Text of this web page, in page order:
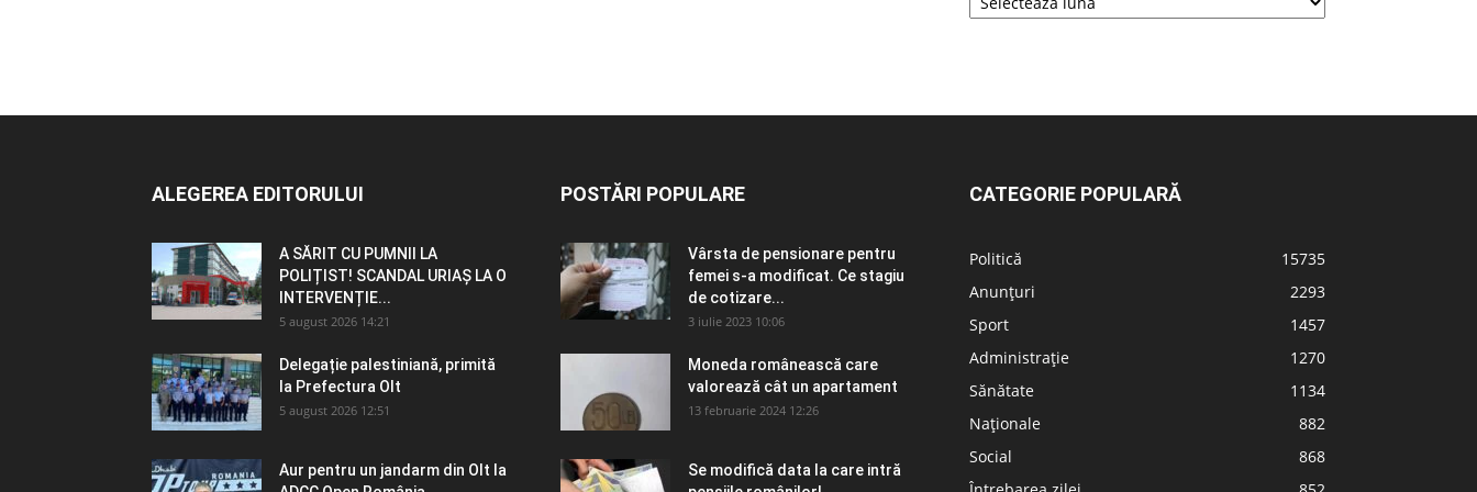
ALEGEREA EDITORULUI
A SĂRIT CU PUMNII LA
POLIȚIST! SCANDAL URIAȘ LA O
INTERVENȚIE...
5 august 2026 14:21
Delegație palestiniană, primită
la Prefectura Olt
5 august 2026 12:51
Aur pentru un jandarm din Olt la
POSTĂRI POPULARE
Vârsta de pensionare pentru
femei s-a modificat. Ce stagiu
de cotizare...
3 iulie 2023 10:06
Moneda românească care
valorează cât un apartament
13 februarie 2024 12:26
Se modifică data la care intră
CATEGORIE POPULARĂ
Politică
15735
Anunțuri
2293
Sport
1457
Administrație
1270
Sănătate
1134
Naționale
882
Social
868